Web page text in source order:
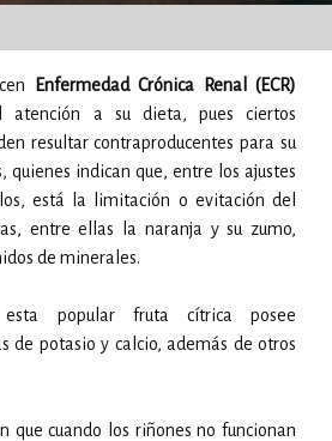
Enfermedad Crónica Renal (ECR)
atención a su dieta, pues ciertos
resultar contraproducentes para su
quienes indican que, entre los ajustes
está la limitación o evitación del
entre ellas la naranja y su zumo,
de minerales.
popular fruta cítrica posee
de potasio y calcio, además de otros
que cuando los riñones no funcionan